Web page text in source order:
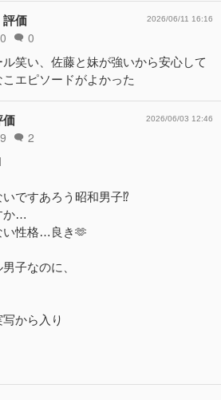
評価
0 0
2026/06/11 16:16
笑い、佐藤と妹が強いから安心して
エピソードがよかった
価
9 2
2026/06/03 12:46
ですあろう昭和男子⁉︎
か…
性格…良き🫶
子なのに、
から入り